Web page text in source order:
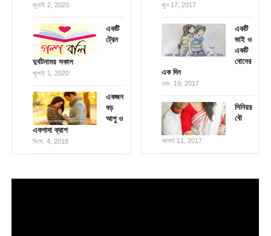
জুলাই 2, 2020
একটি
ট্রেন
দুর্ঘটনাময় সকাল
জুলাই 1, 2020
একজন
বড়
আপু ও
একগাদা ক্রাশ
ডিসে. 4, 2018
জুন 17, 2017
একটি
ভাই ও
একটি
বোনের
এক দিন
নভে. 19, 2017
সিনিয়র
বৌ
আগস্ট 11, 2017